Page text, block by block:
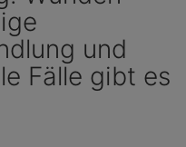
und
Fälle gibt es